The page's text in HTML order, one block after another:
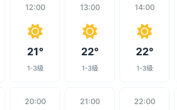
12:00
21°
1-3级
13:00
22°
1-3级
14:00
22°
1-3级
20:00 21:00 22:00